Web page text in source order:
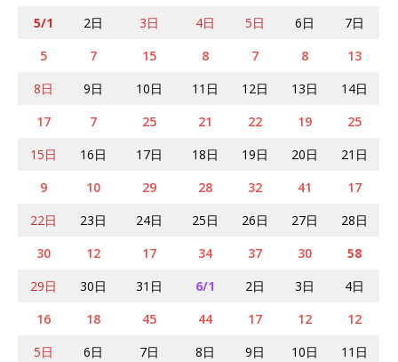
5/1
2日 3日 4日 5日 6日
7日
5
7 15 8 7 8
13
8日
9日 10日 11日 12日 13日
14日
17
7 25 21 22 19
25
15日
16日 17日 18日 19日 20日
21日
9
10 29 28 32 41
17
22日
23日 24日 25日 26日 27日
28日
30
12 17 34 37 30
58
29日
30日 31日 6/1 2日 3日
4日
16
18 45 44 17 12
12
5日
6日 7日 8日 9日 10日
11日